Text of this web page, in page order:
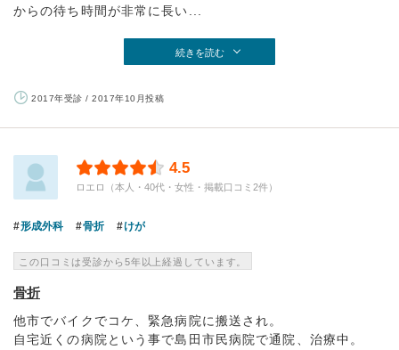
からの待ち時間が非常に長い...
続きを読む
2017年受診 / 2017年10月投稿
4.5
ロエロ（本人・40代・女性・掲載口コミ2件）
形成外科 骨折 けが
この口コミは受診から5年以上経過しています。
骨折
他市でバイクでコケ、緊急病院に搬送され。
自宅近くの病院という事で島田市民病院で通院、治療中。